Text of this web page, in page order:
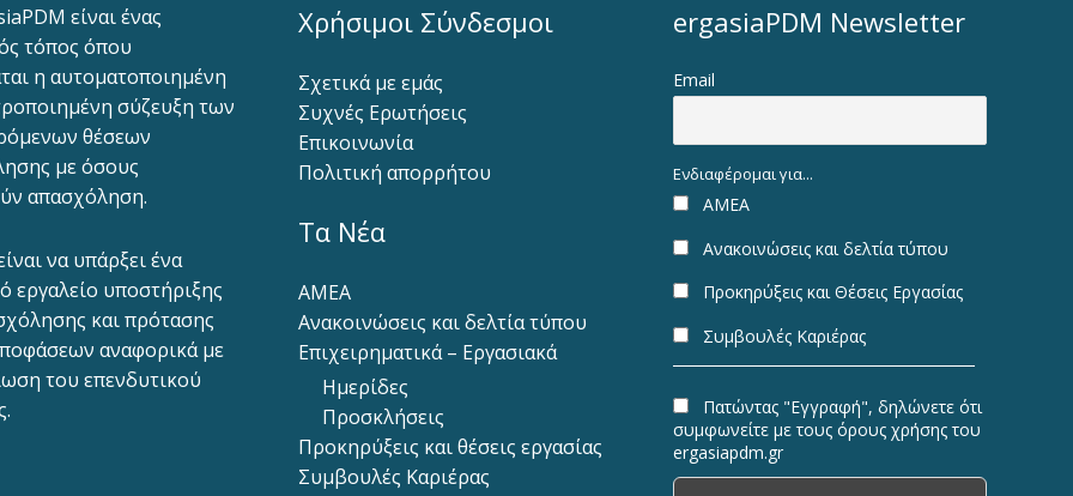
είναι ένας
τόπος όπου
η αυτοματοποιημένη
σύζευξη των
θέσεων
με όσους
απασχόληση.
να υπάρξει ένα
εργαλείο υποστήριξης
και πρότασης
αναφορικά με
του επενδυτικού
Χρήσιμοι Σύνδεσμοι
Σχετικά με εμάς
Συχνές Ερωτήσεις
Επικοινωνία
Πολιτική απορρήτου
Τα Νέα
ΑΜΕΑ
Ανακοινώσεις και δελτία τύπου
Επιχειρηματικά – Εργασιακά
Ημερίδες
Προσκλήσεις
Προκηρύξεις και θέσεις εργασίας
Συμβουλές Καριέρας
ergasiaPDM Newsletter
Email
Ενδιαφέρομαι για...
ΑΜΕΑ
Ανακοινώσεις και δελτία τύπου
Προκηρύξεις και Θέσεις Εργασίας
Συμβουλές Καριέρας
Πατώντας "Εγγραφή", δηλώνετε ότι
συμφωνείτε με τους όρους χρήσης του
ergasiapdm.gr